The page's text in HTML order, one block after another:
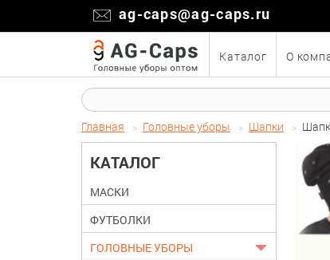
ag-caps@ag-caps.ru
Каталог О
Главная Головные уборы Шапки
КАТАЛОГ
МАСКИ
ФУТБОЛКИ
ГОЛОВНЫЕ УБОРЫ